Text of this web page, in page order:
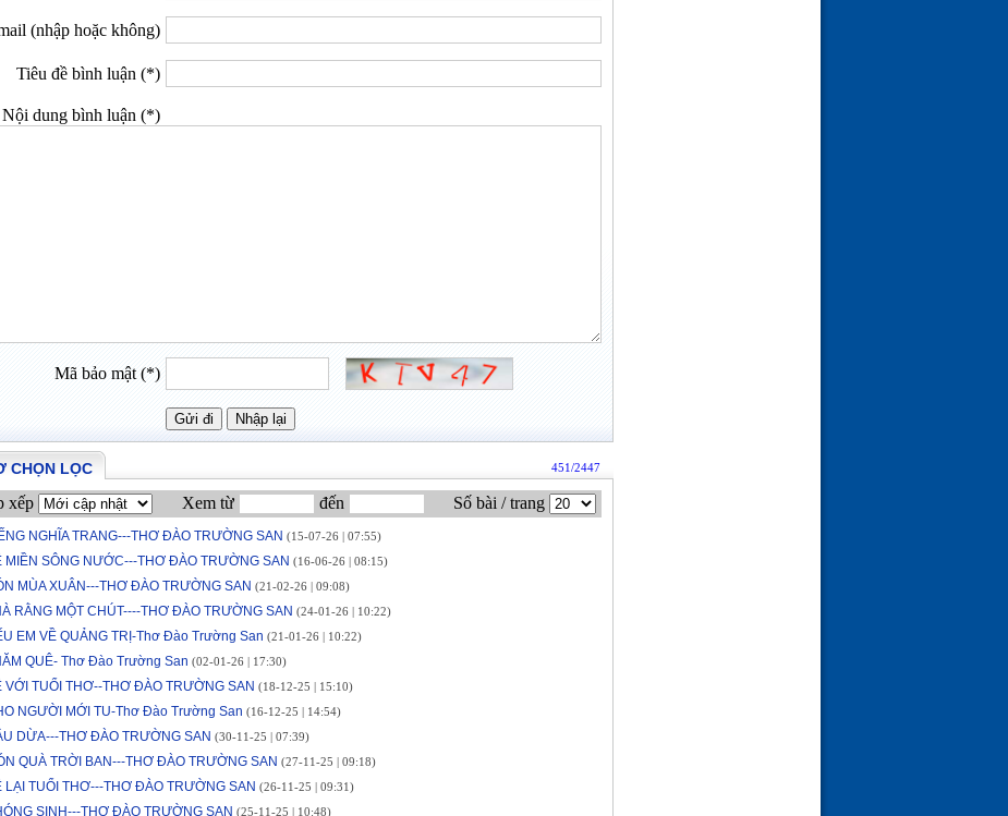
(nhập hoặc không)
Tiêu đề bình luận (*)
Nội dung bình luận (*)
Mã bảo mật (*)
CHỌN LỌC 451/2447
xếp Xem từ đến Số bài / trang
NGHĨA TRANG---THƠ ĐÀO TRƯỜNG SAN (15-07-26 | 07:55)
MIỀN SÔNG NƯỚC---THƠ ĐÀO TRƯỜNG SAN (16-06-26 | 08:15)
MÙA XUÂN---THƠ ĐÀO TRƯỜNG SAN (21-02-26 | 09:08)
RẰNG MỘT CHÚT----THƠ ĐÀO TRƯỜNG SAN (24-01-26 | 10:22)
EM VỀ QUẢNG TRỊ-Thơ Đào Trường San (21-01-26 | 10:22)
QUÊ- Thơ Đào Trường San (02-01-26 | 17:30)
VỚI TUỔI THƠ--THƠ ĐÀO TRƯỜNG SAN (18-12-25 | 15:10)
NGƯỜI MỚI TU-Thơ Đào Trường San (16-12-25 | 14:54)
DỪA---THƠ ĐÀO TRƯỜNG SAN (30-11-25 | 07:39)
QUÀ TRỜI BAN---THƠ ĐÀO TRƯỜNG SAN (27-11-25 | 09:18)
LẠI TUỔI THƠ---THƠ ĐÀO TRƯỜNG SAN (26-11-25 | 09:31)
SINH---THƠ ĐÀO TRƯỜNG SAN (25-11-25 | 10:48)